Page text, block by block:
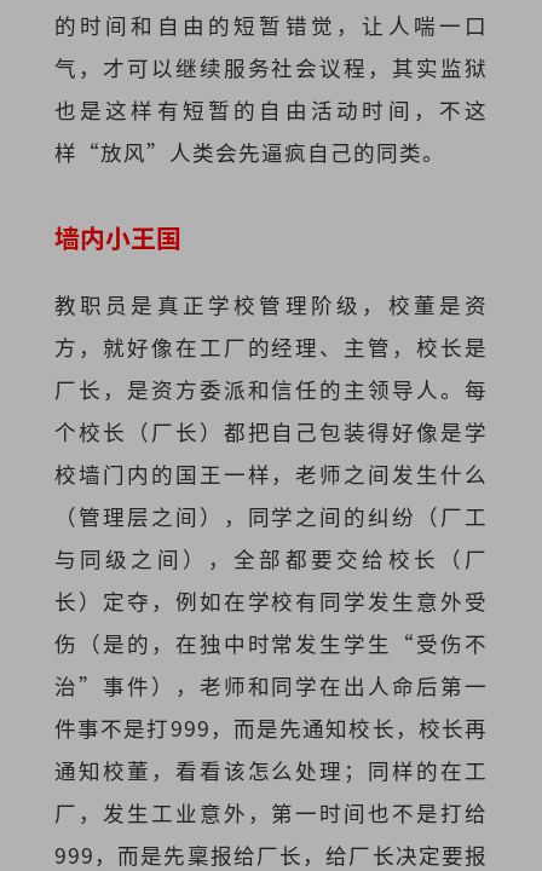
的时间和自由的短暂错觉，让人喘一口
气，才可以继续服务社会议程，其实监狱
也是这样有短暂的自由活动时间，不这
样“放风”人类会先逼疯自己的同类。
墙内小王国
教职员是真正学校管理阶级，校董是资
方，就好像在工厂的经理、主管，校长是
厂长，是资方委派和信任的主领导人。每
个校长（厂长）都把自己包装得好像是学
校墙门内的国王一样，老师之间发生什么
（管理层之间），同学之间的纠纷（厂工
与同级之间），全部都要交给校长（厂
长）定夺，例如在学校有同学发生意外受
伤（是的，在独中时常发生学生“受伤不
治”事件），老师和同学在出人命后第一
件事不是打999，而是先通知校长，校长再
通知校董，看看该怎么处理；同样的在工
厂，发生工业意外，第一时间也不是打给
999，而是先稟报给厂长，给厂长决定要报